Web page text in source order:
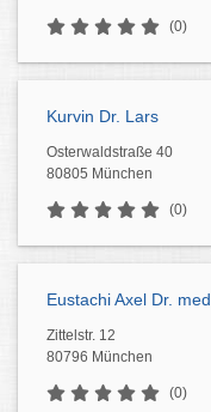
(0)
Kurvin Dr. Lars
Osterwaldstraße 40
80805 München
(0)
Eustachi Axel Dr. med.
Zittelstr. 12
80796 München
(0)